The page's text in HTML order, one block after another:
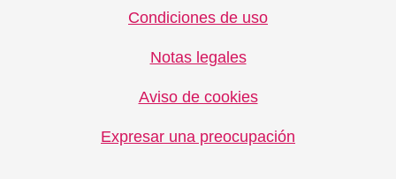
Condiciones de uso
Notas legales
Aviso de cookies
Expresar una preocupación